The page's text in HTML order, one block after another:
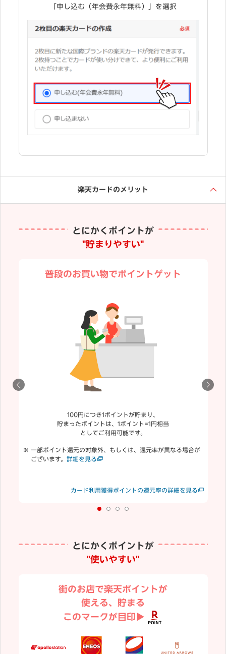
「申し込む（年会費永年無料）」を選択
楽天カードのメリット
とにかくポイントが
"貯まりやすい"
普段のお買い物でポイントゲット
100円につき1ポイントが貯まり、
貯まったポイントは、1ポイント=1円相当
としてご利用可能です。
一部ポイント還元の対象外、もしくは、還元率が異なる場合が
ございます。 詳細を見る
カード利用獲得ポイントの還元率の詳細を見る
とにかくポイントが
"使いやすい"
街のお店で楽天ポイントが
使える、貯まる
このマークが目印▶